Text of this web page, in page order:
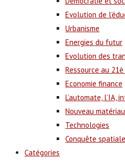
Evolution de
Urbanisme
Energies du futur
Evolution des
Ressource au
Economie finance
L’automate, l’IA,
Nouveau
Technologies
Conquête spatiale
Catégories